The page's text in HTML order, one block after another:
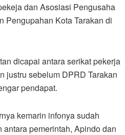
dan Asosiasi Pengusaha
Pengupahan Kota Tarakan di
dicapai antara serikat pekerja
justru sebelum DPRD Tarakan
pendapat.
kemarin infonya sudah
pemerintah, Apindo dan